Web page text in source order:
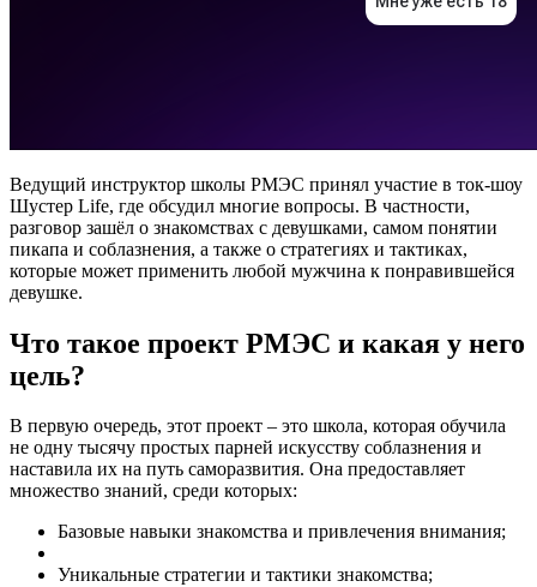
Ведущий инструктор школы РМЭС принял участие в ток-шоу
Шустер Life, где обсудил многие вопросы. В частности,
разговор зашёл о знакомствах с девушками, самом понятии
пикапа и соблазнения, а также о стратегиях и тактиках,
которые может применить любой мужчина к понравившейся
девушке.
Что такое проект РМЭС и какая у него
цель?
В первую очередь, этот проект – это школа, которая обучила
не одну тысячу простых парней искусству соблазнения и
наставила их на путь саморазвития. Она предоставляет
множество знаний, среди которых:
Базовые навыки знакомства и привлечения внимания;
Уникальные стратегии и тактики знакомства;